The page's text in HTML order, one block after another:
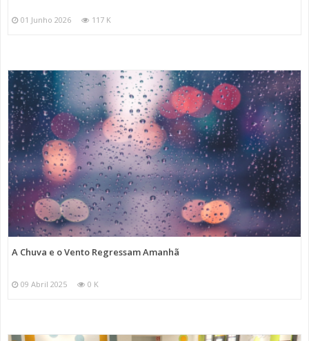
01 Junho 2026 117 K
A Chuva e o Vento Regressam Amanhã
09 Abril 2025 0 K